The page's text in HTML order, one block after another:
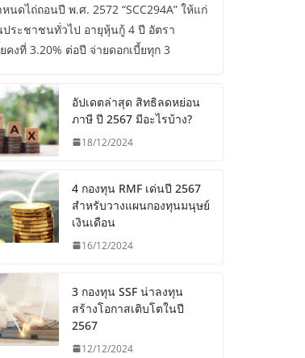
นดไถ่ถอนปี พ.ศ. 2572 “SCC294A” ให้แก่
ประชาชนทั่วไป อายุหุ้นกู้ 4 ปี อัตรา
คงที่ 3.20% ต่อปี จ่ายดอกเบี้ยทุก 3
อัปเดตล่าสุด สิทธิลดหย่อน
ภาษี ปี 2567 มีอะไรบ้าง?
18/12/2024
4 กองทุน RMF เด่นปี 2567
สำหรับวางแผนกองทุนมนุษย์
เงินเดือน
16/12/2024
3 กองทุน SSF น่าลงทุน
สร้างโอกาสเติบโตในปี
2567
12/12/2024